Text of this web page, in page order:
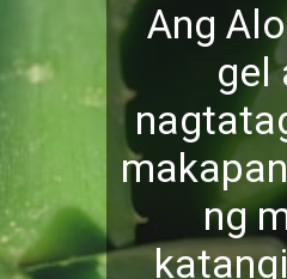
Ang
gel
ng